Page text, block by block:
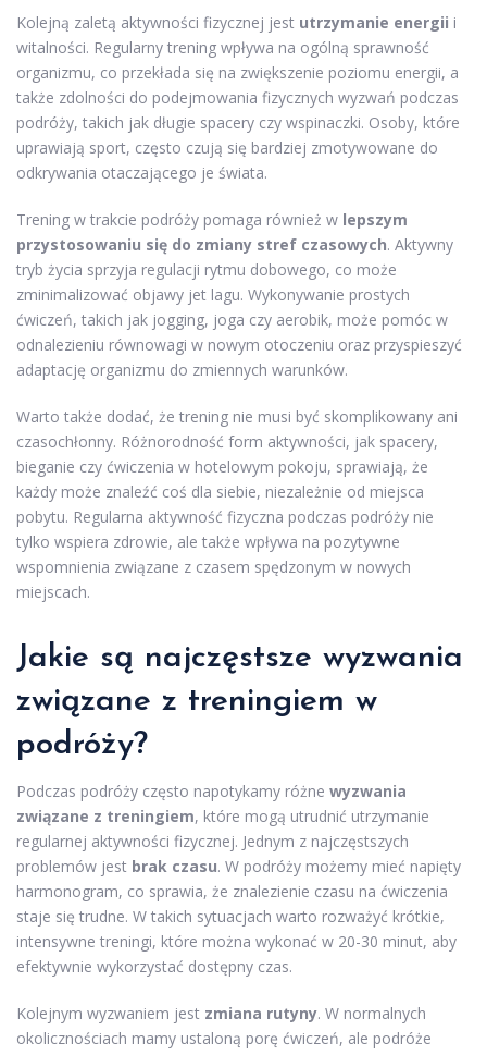
Kolejną zaletą aktywności fizycznej jest utrzymanie energii i
witalności. Regularny trening wpływa na ogólną sprawność
organizmu, co przekłada się na zwiększenie poziomu energii, a
także zdolności do podejmowania fizycznych wyzwań podczas
podróży, takich jak długie spacery czy wspinaczki. Osoby, które
uprawiają sport, często czują się bardziej zmotywowane do
odkrywania otaczającego je świata.
Trening w trakcie podróży pomaga również w lepszym
przystosowaniu się do zmiany stref czasowych. Aktywny
tryb życia sprzyja regulacji rytmu dobowego, co może
zminimalizować objawy jet lagu. Wykonywanie prostych
ćwiczeń, takich jak jogging, joga czy aerobik, może pomóc w
odnalezieniu równowagi w nowym otoczeniu oraz przyspieszyć
adaptację organizmu do zmiennych warunków.
Warto także dodać, że trening nie musi być skomplikowany ani
czasochłonny. Różnorodność form aktywności, jak spacery,
bieganie czy ćwiczenia w hotelowym pokoju, sprawiają, że
każdy może znaleźć coś dla siebie, niezależnie od miejsca
pobytu. Regularna aktywność fizyczna podczas podróży nie
tylko wspiera zdrowie, ale także wpływa na pozytywne
wspomnienia związane z czasem spędzonym w nowych
miejscach.
Jakie są najczęstsze wyzwania
związane z treningiem w
podróży?
Podczas podróży często napotykamy różne wyzwania
związane z treningiem, które mogą utrudnić utrzymanie
regularnej aktywności fizycznej. Jednym z najczęstszych
problemów jest brak czasu. W podróży możemy mieć napięty
harmonogram, co sprawia, że znalezienie czasu na ćwiczenia
staje się trudne. W takich sytuacjach warto rozważyć krótkie,
intensywne treningi, które można wykonać w 20-30 minut, aby
efektywnie wykorzystać dostępny czas.
Kolejnym wyzwaniem jest zmiana rutyny. W normalnych
okolicznościach mamy ustaloną porę ćwiczeń, ale podróże